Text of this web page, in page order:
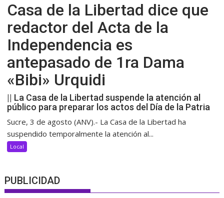
Casa de la Libertad dice que
redactor del Acta de la
Independencia es
antepasado de 1ra Dama
«Bibi» Urquidi
|| La Casa de la Libertad suspende la atención al
público para preparar los actos del Día de la Patria
Sucre, 3 de agosto (ANV).- La Casa de la Libertad ha
suspendido temporalmente la atención al...
Local
PUBLICIDAD